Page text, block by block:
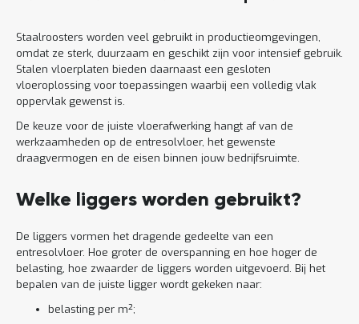
Staalroosters worden veel gebruikt in productieomgevingen,
omdat ze sterk, duurzaam en geschikt zijn voor intensief gebruik.
Stalen vloerplaten bieden daarnaast een gesloten
vloeroplossing voor toepassingen waarbij een volledig vlak
oppervlak gewenst is.
De keuze voor de juiste vloerafwerking hangt af van de
werkzaamheden op de entresolvloer, het gewenste
draagvermogen en de eisen binnen jouw bedrijfsruimte.
Welke liggers worden gebruikt?
De liggers vormen het dragende gedeelte van een
entresolvloer. Hoe groter de overspanning en hoe hoger de
belasting, hoe zwaarder de liggers worden uitgevoerd. Bij het
bepalen van de juiste ligger wordt gekeken naar:
belasting per m²;